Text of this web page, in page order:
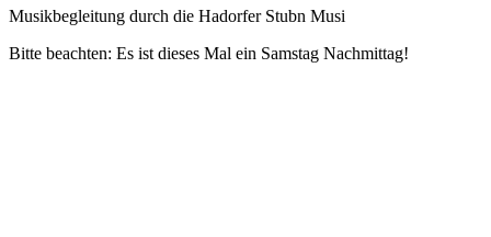
Musikbegleitung durch die Hadorfer Stubn Musi
Bitte beachten: Es ist dieses Mal ein Samstag Nachmittag!